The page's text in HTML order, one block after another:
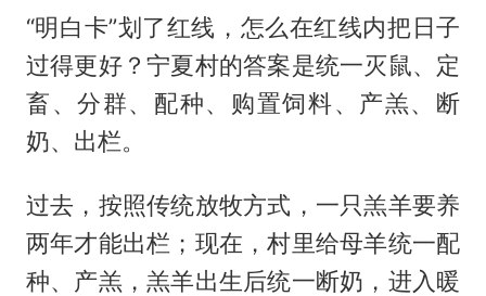
“明白卡”划了红线，怎么在红线内把日子
过得更好？宁夏村的答案是统一灭鼠、定
畜、分群、配种、购置饲料、产羔、断
奶、出栏。
过去，按照传统放牧方式，一只羔羊要养
两年才能出栏；现在，村里给母羊统一配
种、产羔，羔羊出生后统一断奶，进入暖